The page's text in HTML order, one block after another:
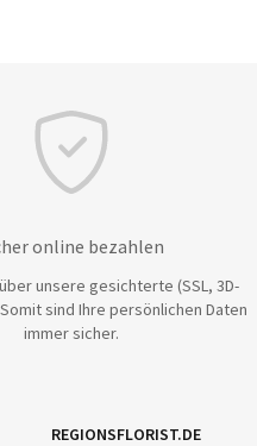
online bezahlen
unsere gesichterte (SSL, 3D-
sind Ihre persönlichen Daten
immer sicher.
REGIONSFLORIST.DE